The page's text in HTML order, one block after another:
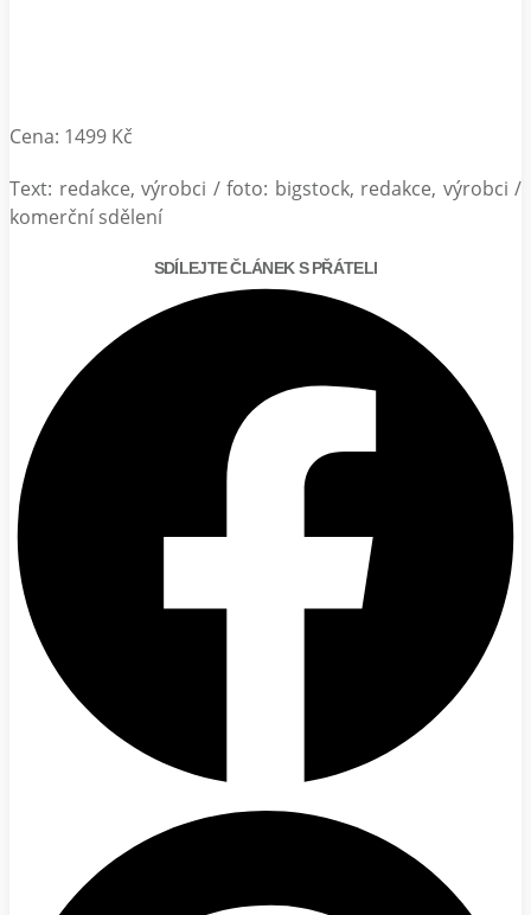
Cena: 1499 Kč
Text: redakce, výrobci / foto: bigstock, redakce, výrobci /
komerční sdělení
SDÍLEJTE ČLÁNEK S PŘÁTELI